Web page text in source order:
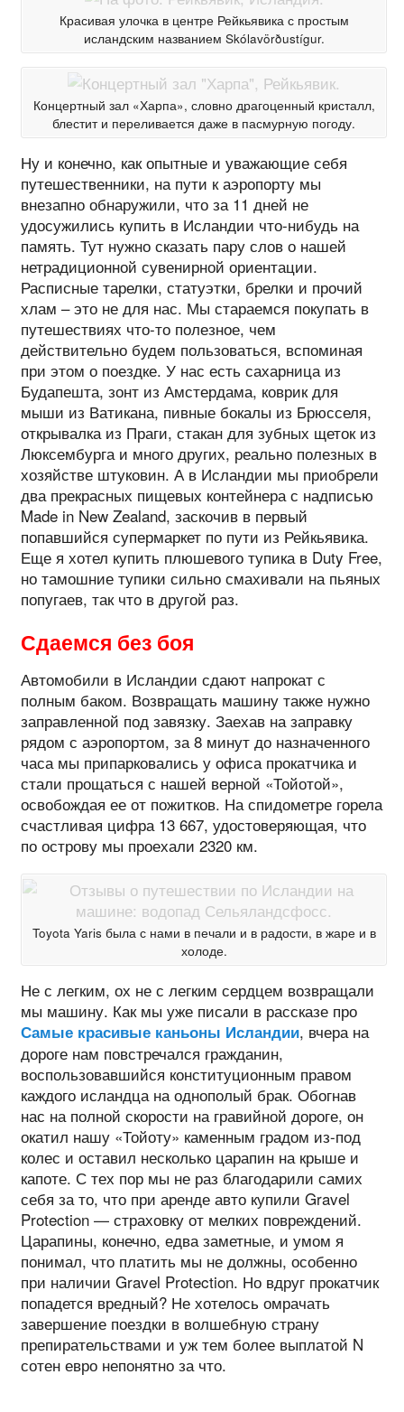
Красивая улочка в центре Рейкьявика с простым
исландским названием Skólavörðustígur.
Концертный зал «Харпа», словно драгоценный кристалл,
блестит и переливается даже в пасмурную погоду.
Ну и конечно, как опытные и уважающие себя
путешественники, на пути к аэропорту мы
внезапно обнаружили, что за 11 дней не
удосужились купить в Исландии что-нибудь на
память. Тут нужно сказать пару слов о нашей
нетрадиционной сувенирной ориентации.
Расписные тарелки, статуэтки, брелки и прочий
хлам – это не для нас. Мы стараемся покупать в
путешествиях что-то полезное, чем
действительно будем пользоваться, вспоминая
при этом о поездке. У нас есть сахарница из
Будапешта, зонт из Амстердама, коврик для
мыши из Ватикана, пивные бокалы из Брюсселя,
открывалка из Праги, стакан для зубных щеток из
Люксембурга и много других, реально полезных в
хозяйстве штуковин. А в Исландии мы приобрели
два прекрасных пищевых контейнера с надписью
Made in New Zealand, заскочив в первый
попавшийся супермаркет по пути из Рейкьявика.
Еще я хотел купить плюшевого тупика в Duty Free,
но тамошние тупики сильно смахивали на пьяных
попугаев, так что в другой раз.
Сдаемся без боя
Автомобили в Исландии сдают напрокат с
полным баком. Возвращать машину также нужно
заправленной под завязку. Заехав на заправку
рядом с аэропортом, за 8 минут до назначенного
часа мы припарковались у офиса прокатчика и
стали прощаться с нашей верной «Тойотой»,
освобождая ее от пожитков. На спидометре горела
счастливая цифра 13 667, удостоверяющая, что
по острову мы проехали 2320 км.
Toyota Yaris была с нами в печали и в радости, в жаре и в
холоде.
Не с легким, ох не с легким сердцем возвращали
мы машину. Как мы уже писали в рассказе про
Самые красивые каньоны Исландии, вчера на
дороге нам повстречался гражданин,
воспользовавшийся конституционным правом
каждого исландца на однополый брак. Обогнав
нас на полной скорости на гравийной дороге, он
окатил нашу «Тойоту» каменным градом из-под
колес и оставил несколько царапин на крыше и
капоте. С тех пор мы не раз благодарили самих
себя за то, что при аренде авто купили Gravel
Protection — страховку от мелких повреждений.
Царапины, конечно, едва заметные, и умом я
понимал, что платить мы не должны, особенно
при наличии Gravel Protection. Но вдруг прокатчик
попадется вредный? Не хотелось омрачать
завершение поездки в волшебную страну
препирательствами и уж тем более выплатой N
сотен евро непонятно за что.